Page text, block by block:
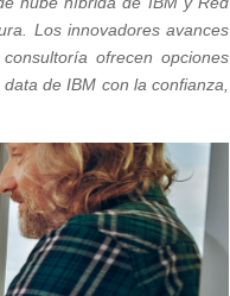
Los innovadores avances
ofrecen opciones
de IBM con la confianza,